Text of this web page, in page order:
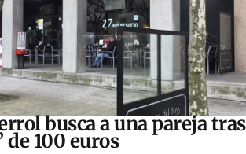
busca a una pareja
de 100 euros